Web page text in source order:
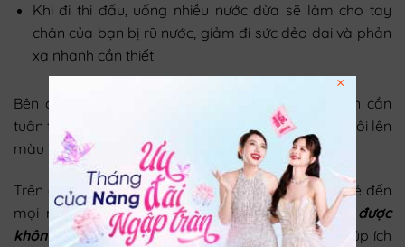
Khi đi thi đấu, uống nhiều nước dừa sẽ làm cho tay
chân của bạn bị rũ nước, giảm đi sức dẻo dai và phản
xạ nhanh cần thiết.
Bên cạnh xăm môi có nên uống nước dừa thì bạn cần
tuân thủ những lưu ts đề cập ở đây để sở hữu đôi môi lên
màu theo đúng chuẩn nhất nhé!
Trên đây, là thông tin mà Seoulluxury muốn chia sẻ đến
mọi người về chủ đềxăm môi uống nước dừa được
không
. Hy vọng, với một số thông tin này có thể giúp ích
×